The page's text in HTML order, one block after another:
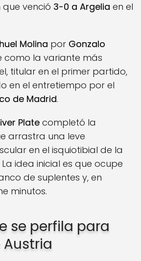
venció 3-0 a Argelia en el
Molina por Gonzalo
como la variante más
titular en el primer partido,
en el entretiempo por el
de Madrid.
Plate completó la
arrastra una leve
en el isquiotibial de la
idea inicial es que ocupe
de suplentes y, en
minutos.
se perfila para